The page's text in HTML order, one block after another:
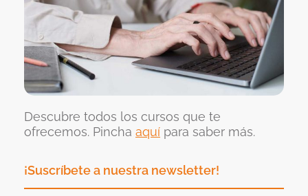
Descubre todos los cursos que te
ofrecemos. Pincha aquí para saber más.
¡Suscríbete a nuestra newsletter!